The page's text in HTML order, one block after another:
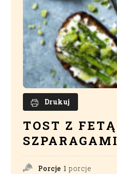
Drukuj
TOST Z
SZPARAGAMI
Porcje 1 porcje